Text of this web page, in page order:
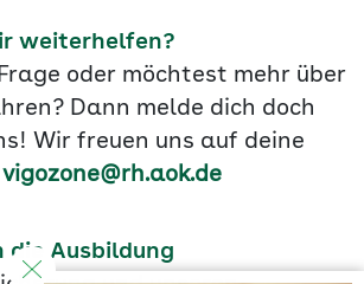
weiterhelfen?
oder möchtest mehr über
Dann melde dich doch
Wir freuen uns auf deine
vigozone@rh.aok.de
die Ausbildung